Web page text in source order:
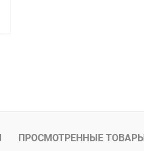
ПРОСМОТРЕННЫЕ ТОВАРЫ